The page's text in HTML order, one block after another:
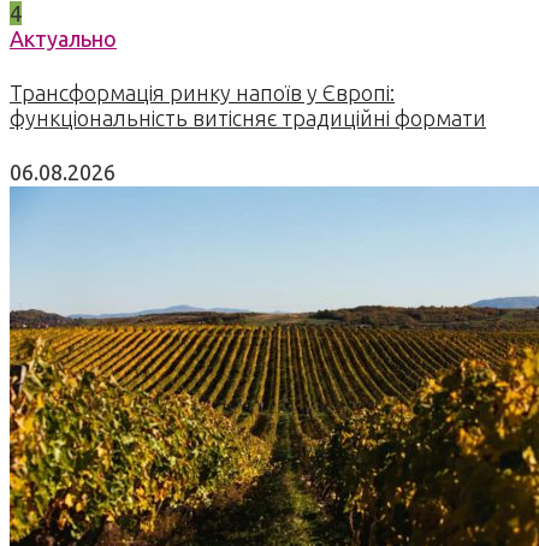
4
Актуально
Трансформація ринку напоїв у Європі:
функціональність витісняє традиційні формати
06.08.2026